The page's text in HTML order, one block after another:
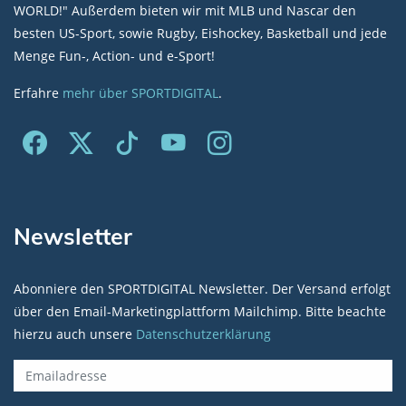
WORLD!" Außerdem bieten wir mit MLB und Nascar den
besten US-Sport, sowie Rugby, Eishockey, Basketball und jede
Menge Fun-, Action- und e-Sport!
Erfahre mehr über SPORTDIGITAL.
Newsletter
Abonniere den SPORTDIGITAL Newsletter. Der Versand erfolgt
über den Email-Marketingplattform Mailchimp. Bitte beachte
hierzu auch unsere Datenschutzerklärung